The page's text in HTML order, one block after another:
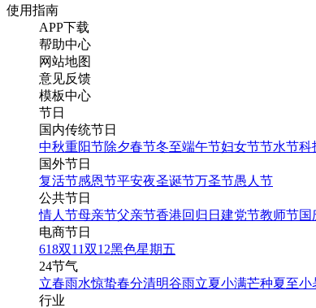
使用指南
APP下载
帮助中心
网站地图
意见反馈
模板中心
节日
国内传统节日
中秋重阳节除夕春节冬至端午节妇女节节水节科
国外节日
复活节感恩节平安夜圣诞节万圣节愚人节
公共节日
情人节母亲节父亲节香港回归日 建党节教师节国
电商节日
618双11双12黑色星期五
24节气
立春雨水惊蛰春分清明谷雨立夏小满芒种夏至小
行业